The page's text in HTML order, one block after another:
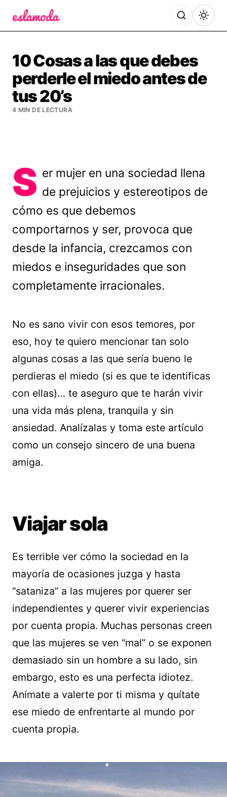
10 Cosas a las que debes
perderle el miedo antes de
tus 20’s
4 MIN DE LECTURA
S er mujer en una sociedad llena
de prejuicios y estereotipos de
cómo es que debemos
comportarnos y ser, provoca que
desde la infancia, crezcamos con
miedos e inseguridades que son
completamente irracionales.
No es sano vivir con esos temores, por
eso, hoy te quiero mencionar tan solo
algunas cosas a las que sería bueno le
perdieras el miedo (si es que te identificas
con ellas)… te aseguro que te harán vivir
una vida más plena, tranquila y sin
ansiedad. Analízalas y toma este artículo
como un consejo sincero de una buena
amiga.
Viajar sola
Es terrible ver cómo la sociedad en la
mayoría de ocasiones juzga y hasta
“sataniza” a las mujeres por querer ser
independientes y querer vivir experiencias
por cuenta propia. Muchas personas creen
que las mujeres se ven “mal” o se exponen
demasiado sin un hombre a su lado, sin
embargo, esto es una perfecta idiotez.
Anímate a valerte por ti misma y quítate
ese miedo de enfrentarte al mundo por
cuenta propia.